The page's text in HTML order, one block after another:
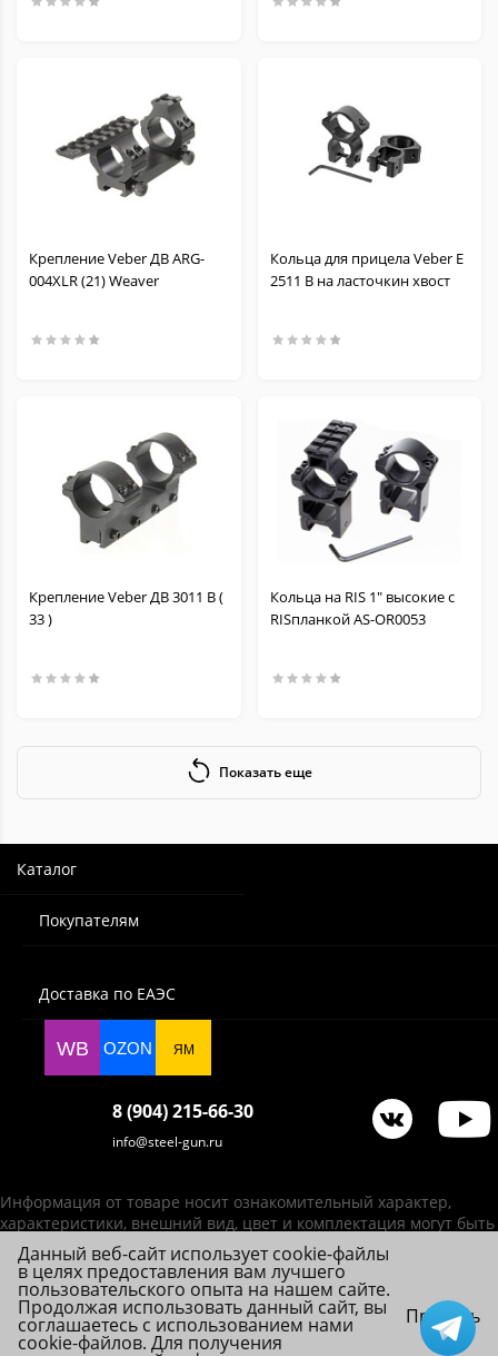
Крепление Veber ДВ ARG-
004XLR (21) Weaver
Кольца для прицела Veber Е
2511 B на ласточкин хвост
Крепление Veber ДВ 3011 B (
33 )
Кольца на RIS 1" высокие с
RISпланкой AS-OR0053
Показать еще
Каталог
Покупателям
Доставка по ЕАЭС
WB OZON ЯМ
8 (904) 215-66-30
info@steel-gun.ru
Информация от товаре носит ознакомительный характер,
характеристики, внешний вид, цвет и комплектация могут быть
изменены производителем без уведомления.
ИП Фролова А. В., ОГРНИП 314784720200492
© 2026 Steel-Gun (Стил Ган) - оптовый интернет-магазин ножей, пневматики,
товаров для страйкбола и туризма.
Данный веб-сайт использует cookie-файлы
в целях предоставления вам лучшего
пользовательского опыта на нашем сайте.
Продолжая использовать данный сайт, вы
соглашаетесь с использованием нами
cookie-файлов. Для получения
Принять